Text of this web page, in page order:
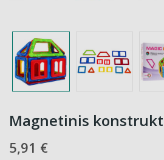
Magnetinis
5,91 €